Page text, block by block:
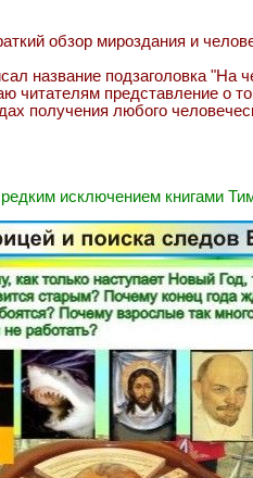
обзор мироздания и
название подзаголовка "На
читателям представление о
получения любого
исключением книгами